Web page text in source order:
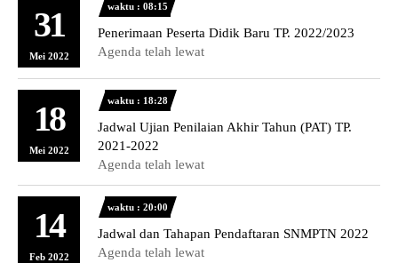
31
Mei 2022
waktu : 08:15
Penerimaan Peserta Didik Baru TP. 2022/2023
Agenda telah lewat
18
Mei 2022
waktu : 18:28
Jadwal Ujian Penilaian Akhir Tahun (PAT) TP.
2021-2022
Agenda telah lewat
14
Feb 2022
waktu : 20:00
Jadwal dan Tahapan Pendaftaran SNMPTN 2022
Agenda telah lewat